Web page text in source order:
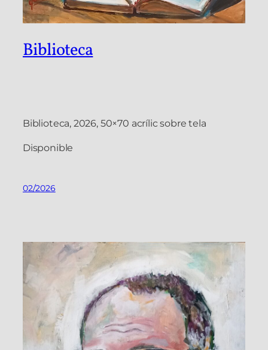
Biblioteca
Biblioteca, 2026, 50×70 acrílic sobre tela
Disponible
02/2026